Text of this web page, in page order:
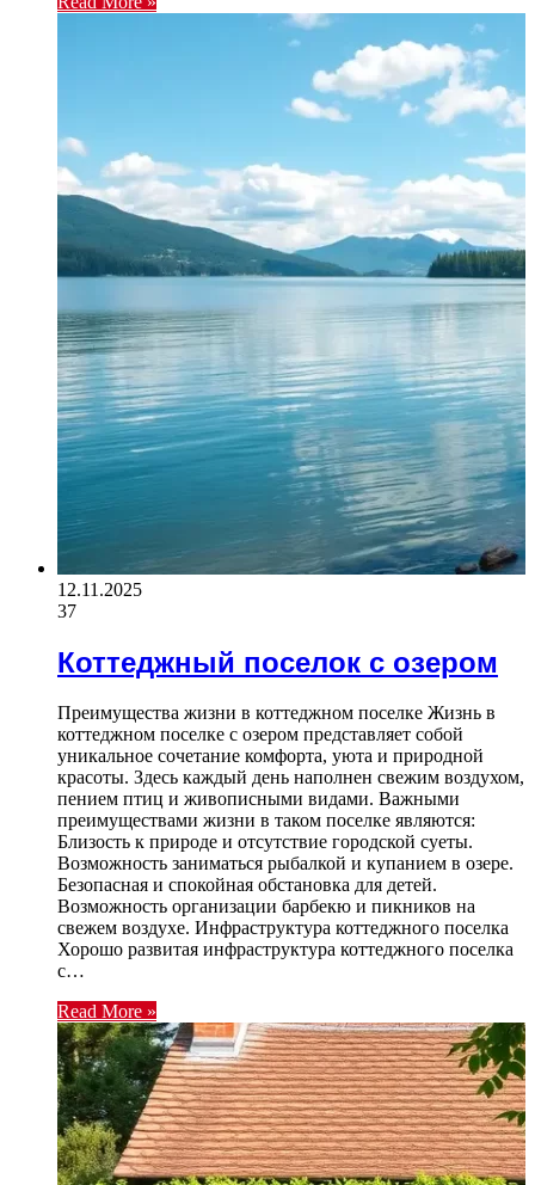
12.11.2025
37
Коттеджный поселок с озером
Преимущества жизни в коттеджном поселке Жизнь в
коттеджном поселке с озером представляет собой
уникальное сочетание комфорта, уюта и природной
красоты. Здесь каждый день наполнен свежим воздухом,
пением птиц и живописными видами. Важными
преимуществами жизни в таком поселке являются:
Близость к природе и отсутствие городской суеты.
Возможность заниматься рыбалкой и купанием в озере.
Безопасная и спокойная обстановка для детей.
Возможность организации барбекю и пикников на
свежем воздухе. Инфраструктура коттеджного поселка
Хорошо развитая инфраструктура коттеджного поселка
с…
Read More »